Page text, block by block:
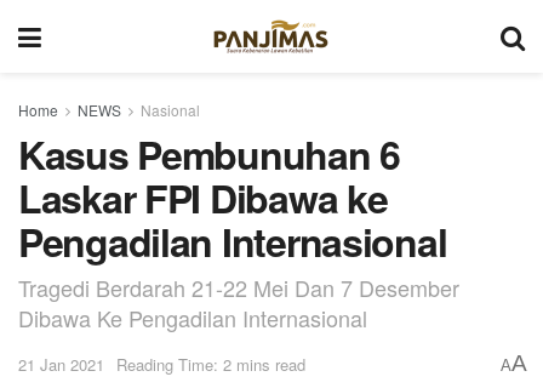
Home NEWS Nasional
Kasus Pembunuhan 6
Laskar FPI Dibawa ke
Pengadilan Internasional
Tragedi Berdarah 21-22 Mei Dan 7 Desember
Dibawa Ke Pengadilan Internasional
21 Jan 2021 Reading Time: 2 mins read AA